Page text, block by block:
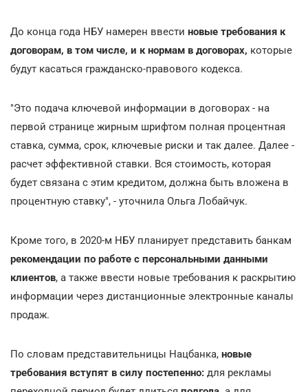
До конца года НБУ намерен ввести новые требования к
договорам, в том числе, и к нормам в договорах, которые
будут касаться гражданско-правового кодекса.
"Это подача ключевой информации в договорах - на
первой странице жирным шрифтом полная процентная
ставка, сумма, срок, ключевые риски и так далее. Далее -
расчет эффективной ставки. Вся стоимость, которая
будет связана с этим кредитом, должна быть вложена в
процентную ставку", - уточнила Ольга Лобайчук.
Кроме того, в 2020-м НБУ планирует представить банкам
рекомендации по работе с персональными данными
клиентов, а также ввести новые требования к раскрытию
информации через дистанционные электронные каналы
продаж.
По словам представительницы Нацбанка, новые
требования вступят в силу постепенно: для рекламы